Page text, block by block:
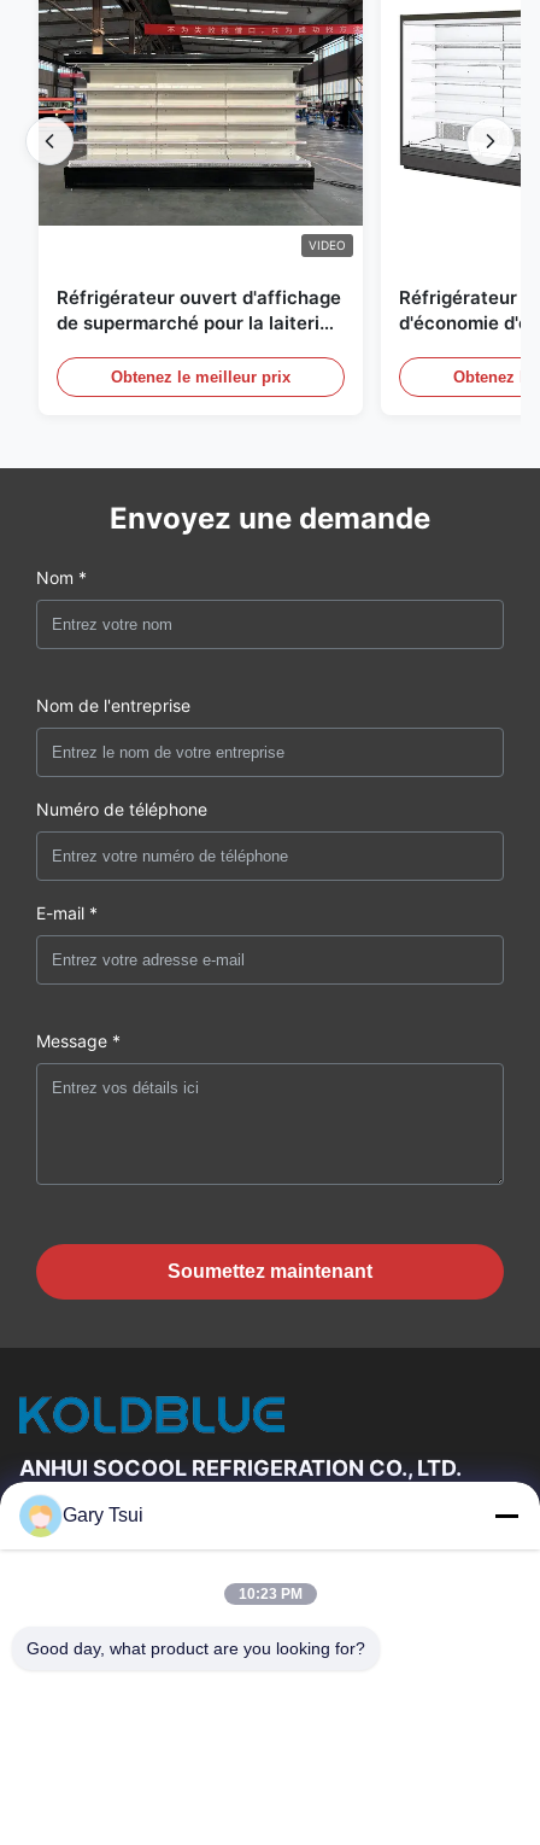
VIDEO
Réfrigérateur ouvert d'affichage
de supermarché pour la laiterie
LED
Obtenez le meilleur prix
Réfrigérateur
d'économie
Obtenez
Envoyez une demande
Nom *
Nom de l'entreprise
Numéro de téléphone
E-mail *
Message *
Soumettez maintenant
ANHUI SOCOOL REFRIGERATION CO., LTD.
Liens Rapides
Au Sujet De Nous
Visite D'usine
Contrôle De Qualité
Gary Tsui
10:23 PM
Good day, what product are you looking for?